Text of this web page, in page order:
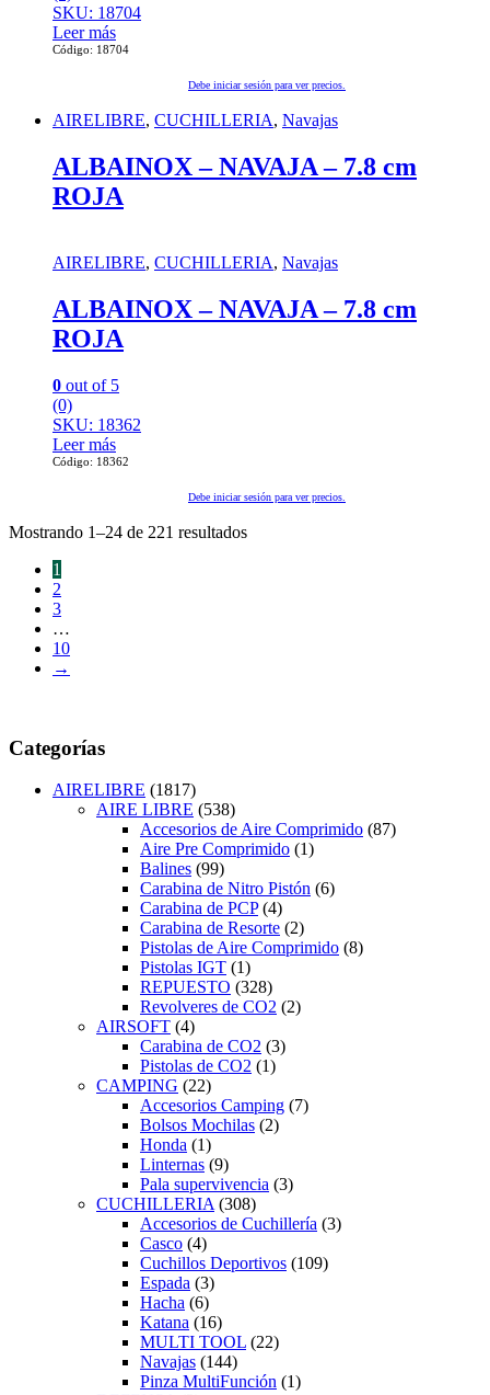
SKU: 18704
Leer más
Código: 18704
Debe iniciar sesión para ver precios.
AIRELIBRE, CUCHILLERIA, Navajas
ALBAINOX – NAVAJA – 7.8 cm
ROJA
AIRELIBRE, CUCHILLERIA, Navajas
ALBAINOX – NAVAJA – 7.8 cm
ROJA
0 out of 5
(0)
SKU: 18362
Leer más
Código: 18362
Debe iniciar sesión para ver precios.
Mostrando 1–24 de 221 resultados
1
2
3
…
10
→
Categorías
AIRELIBRE (1817)
AIRE LIBRE (538)
Accesorios de Aire Comprimido (87)
Aire Pre Comprimido (1)
Balines (99)
Carabina de Nitro Pistón (6)
Carabina de PCP (4)
Carabina de Resorte (2)
Pistolas de Aire Comprimido (8)
Pistolas IGT (1)
REPUESTO (328)
Revolveres de CO2 (2)
AIRSOFT (4)
Carabina de CO2 (3)
Pistolas de CO2 (1)
CAMPING (22)
Accesorios Camping (7)
Bolsos Mochilas (2)
Honda (1)
Linternas (9)
Pala supervivencia (3)
CUCHILLERIA (308)
Accesorios de Cuchillería (3)
Casco (4)
Cuchillos Deportivos (109)
Espada (3)
Hacha (6)
Katana (16)
MULTI TOOL (22)
Navajas (144)
Pinza MultiFunción (1)